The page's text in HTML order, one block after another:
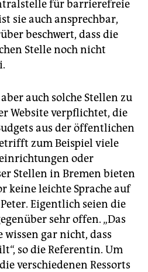
für barrierefreie
sie auch ansprechbar,
beschwert, dass die
Stelle noch nicht
auch solche Stellen zu
Website verpflichtet, die
aus der öffentlichen
zum Beispiel viele
oder
Stellen in Bremen bieten
keine leichte Sprache auf
Eigentlich seien die
sehr offen. „Das
wissen gar nicht, dass
so die Referentin. Um
verschiedenen Ressorts